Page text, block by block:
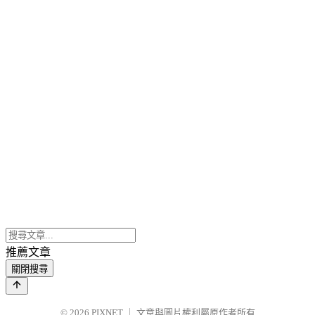
推薦文章
關閉搜尋
© 2026 PIXNET 文章與圖片權利屬原作者所有